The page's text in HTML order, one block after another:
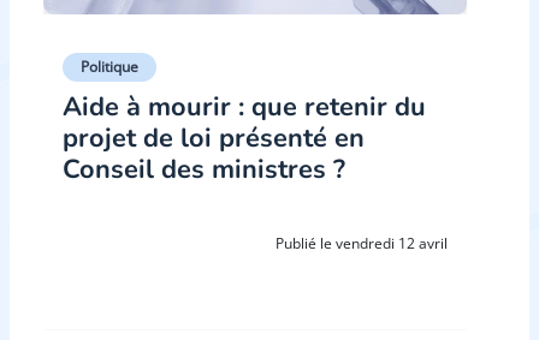
Politique
Aide à mourir : que retenir du
projet de loi présenté en
Conseil des ministres ?
Publié le vendredi 12 avril